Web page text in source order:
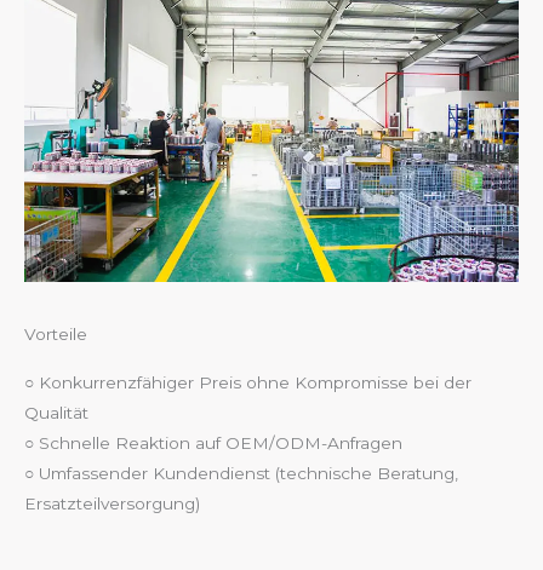
Vorteile
○ Konkurrenzfähiger Preis ohne Kompromisse bei der
Qualität
○ Schnelle Reaktion auf OEM/ODM-Anfragen
○ Umfassender Kundendienst (technische Beratung,
Ersatzteilversorgung)